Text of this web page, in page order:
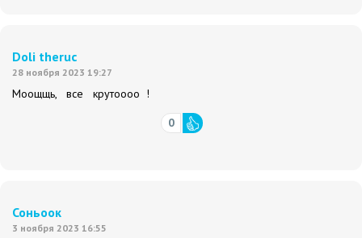
Doli theruc
28 ноября 2023 19:27
Моощщь, все крутоооо !
0
Соньоок
3 ноября 2023 16:55